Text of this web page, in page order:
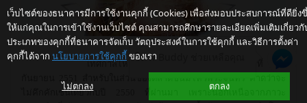
เทศกาลไหว้พระจันทร์ในปีนี้ตรงกับวันอาทิตย์ที่ 14
ไม่คึกคักเช่นเดียวกับปี 2550 ที่ผ่านมา เพราะนอกเหนือจากภาวะ
เว็บไซต์ของธนาคารมีการใช้งานคุกกี้ (Cookies) เพื่อส่งมอบประสบการณ์ที่ดียิ่ง
ให้แก่คุณในการเข้าใช้งานเว็บไซต์ คุณสามารถศึกษารายละเอียดเพิ่มเติมเกี่ยวกั
ประเภทของคุกกี้ที่ธนาคารจัดเก็บ วัตถุประสงค์ในการใช้คุกกี้ และวิธีการตั้งค่า
คุกกี้ได้จาก นโยบายการใช้คุกกี้ ของเรา
ไม่ตกลง ตกลง
ให้ K-Buddy ช่วยเหลือคุณ